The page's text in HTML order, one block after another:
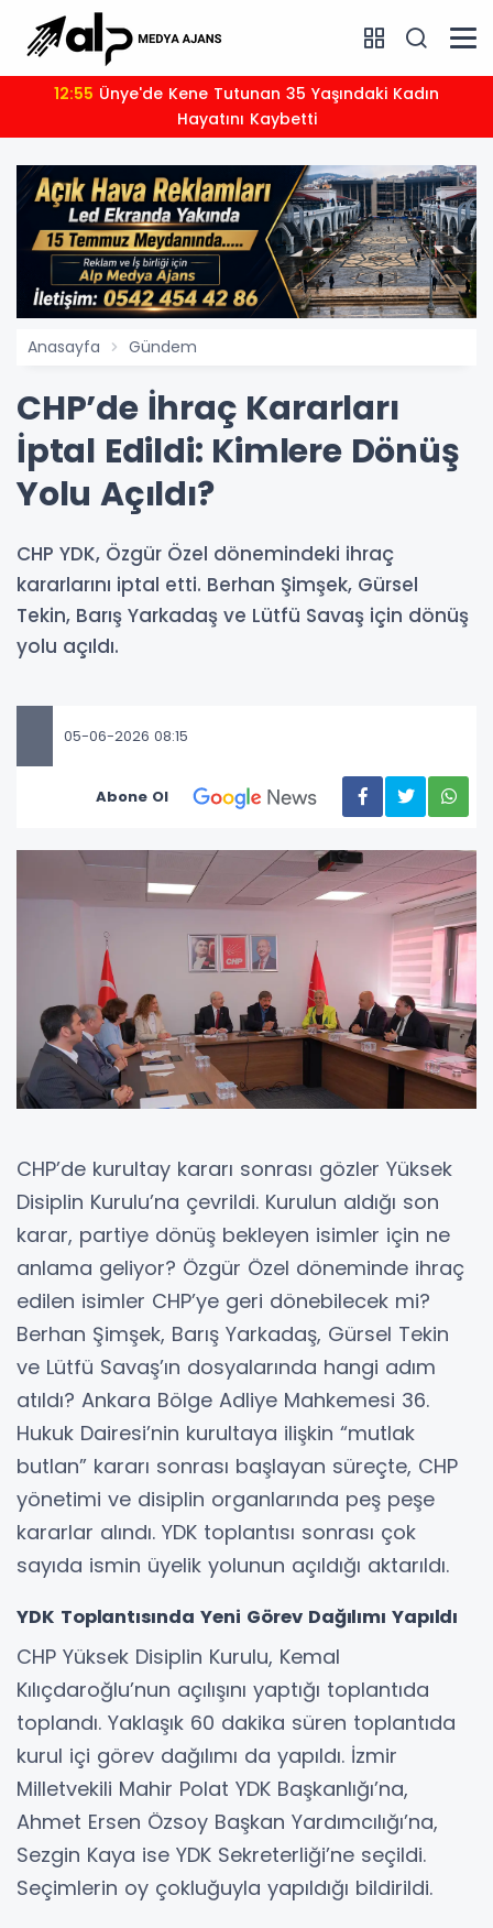
12:55
Hayatını Kaybetti
Anasayfa Gündem
CHP’de İhraç Kararları
İptal Edildi: Kimlere Dönüş
Yolu Açıldı?
CHP YDK, Özgür Özel dönemindeki ihraç
kararlarını iptal etti. Berhan Şimşek, Gürsel
Tekin, Barış Yarkadaş ve Lütfü Savaş için dönüş
yolu açıldı.
05-06-2026 08:15
Abone Ol
CHP’de kurultay kararı sonrası gözler Yüksek
Disiplin Kurulu’na çevrildi. Kurulun aldığı son
karar, partiye dönüş bekleyen isimler için ne
anlama geliyor? Özgür Özel döneminde ihraç
edilen isimler CHP’ye geri dönebilecek mi?
Berhan Şimşek, Barış Yarkadaş, Gürsel Tekin
ve Lütfü Savaş’ın dosyalarında hangi adım
atıldı? Ankara Bölge Adliye Mahkemesi 36.
Hukuk Dairesi’nin kurultaya ilişkin “mutlak
butlan” kararı sonrası başlayan süreçte, CHP
yönetimi ve disiplin organlarında peş peşe
kararlar alındı. YDK toplantısı sonrası çok
sayıda ismin üyelik yolunun açıldığı aktarıldı.
YDK Toplantısında Yeni Görev Dağılımı Yapıldı
CHP Yüksek Disiplin Kurulu, Kemal
Kılıçdaroğlu’nun açılışını yaptığı toplantıda
toplandı. Yaklaşık 60 dakika süren toplantıda
kurul içi görev dağılımı da yapıldı. İzmir
Milletvekili Mahir Polat YDK Başkanlığı’na,
Ahmet Ersen Özsoy Başkan Yardımcılığı’na,
Sezgin Kaya ise YDK Sekreterliği’ne seçildi.
Seçimlerin oy çokluğuyla yapıldığı bildirildi.